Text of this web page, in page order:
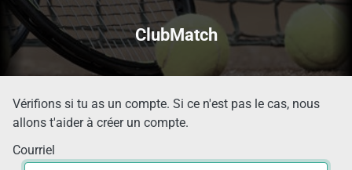
ClubMatch
Vérifions si tu as un compte. Si ce n'est pas le cas, nous
allons t'aider à créer un compte.
Courriel